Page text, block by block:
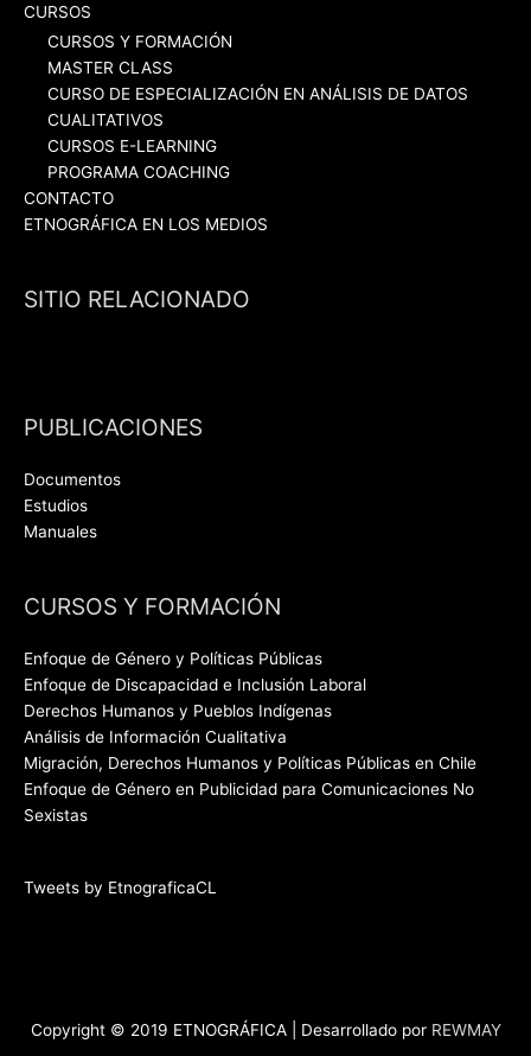
CURSOS
CURSOS Y FORMACIÓN
MASTER CLASS
CURSO DE ESPECIALIZACIÓN EN ANÁLISIS DE DATOS
CUALITATIVOS
CURSOS E-LEARNING
PROGRAMA COACHING
CONTACTO
ETNOGRÁFICA EN LOS MEDIOS
SITIO RELACIONADO
PUBLICACIONES
Documentos
Estudios
Manuales
CURSOS Y FORMACIÓN
Enfoque de Género y Políticas Públicas
Enfoque de Discapacidad e Inclusión Laboral
Derechos Humanos y Pueblos Indígenas
Análisis de Información Cualitativa
Migración, Derechos Humanos y Políticas Públicas en Chile
Enfoque de Género en Publicidad para Comunicaciones No
Sexistas
Tweets by EtnograficaCL
Copyright © 2019 ETNOGRÁFICA | Desarrollado por REWMAY